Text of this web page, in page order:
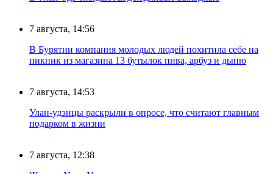
7 августа, 14:56
В Бурятии компания молодых людей похитила себе на
пикник из магазина 13 бутылок пива, арбуз и дыню
7 августа, 14:53
Улан-удэнцы раскрыли в опросе, что считают главным
подарком в жизни
7 августа, 12:38